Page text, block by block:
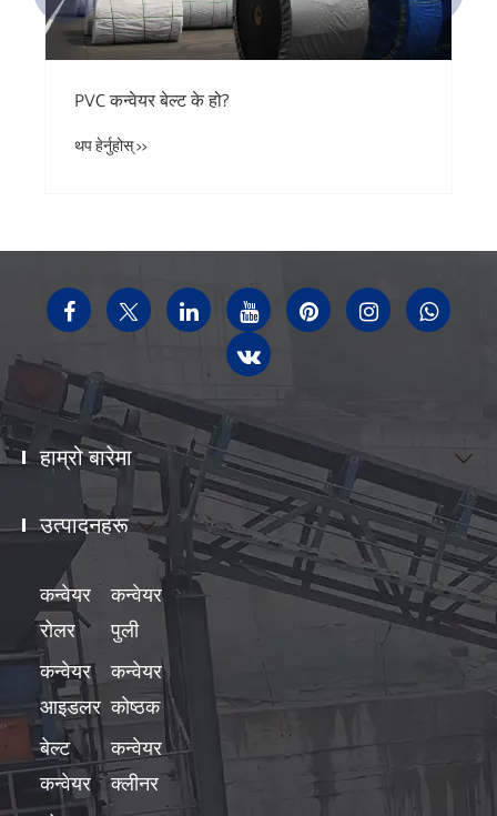
PVC कन्वेयर बेल्ट के हो?
थप हेर्नुहोस् >>
हाम्रो बारेमा 
उत्पादनहरू 
कन्वेयर
रोलर
कन्वेयर
पुली
कन्वेयर
आइडलर
कन्वेयर
कोष्ठक
बेल्ट
कन्वेयर
कन्वेयर
क्लीनर